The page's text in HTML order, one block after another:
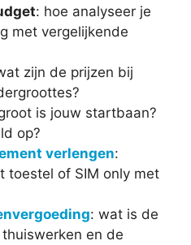
: hoe analyseer je
met vergelijkende
zijn de prijzen bij
is jouw startbaan?
op?
verlengen:
toestel of SIM only met
: wat is de
en de